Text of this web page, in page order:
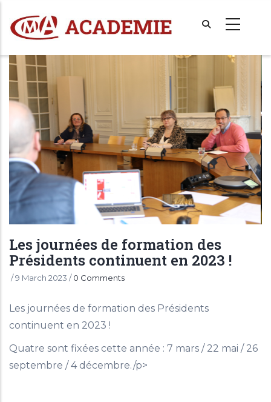
au
contenu
principal
Les journées de formation des
Présidents continuent en 2023 !
/9 March 2023 /0 Comments
Les journées de formation des Présidents
continuent en 2023 !
Quatre sont fixées cette année : 7 mars / 22 mai / 26
septembre / 4 décembre./p>